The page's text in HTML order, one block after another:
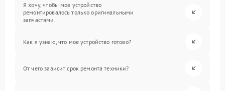
Я хочу, чтобы мое устройство
ремонтировалось только оригинальными
запчастями.
Как я узнаю, что мое устройство готово?
От чего зависит срок ремонта техники?